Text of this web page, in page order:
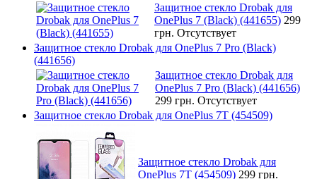
Защитное стекло Drobak для
OnePlus 7 (Black) (441655) 299
грн. Отсутствует
Защитное стекло Drobak для OnePlus 7 Pro (Black)
(441656)
Защитное стекло Drobak для
OnePlus 7 Pro (Black) (441656)
299 грн. Отсутствует
Защитное стекло Drobak для OnePlus 7T (454509)
Защитное стекло Drobak для
OnePlus 7T (454509) 299 грн.